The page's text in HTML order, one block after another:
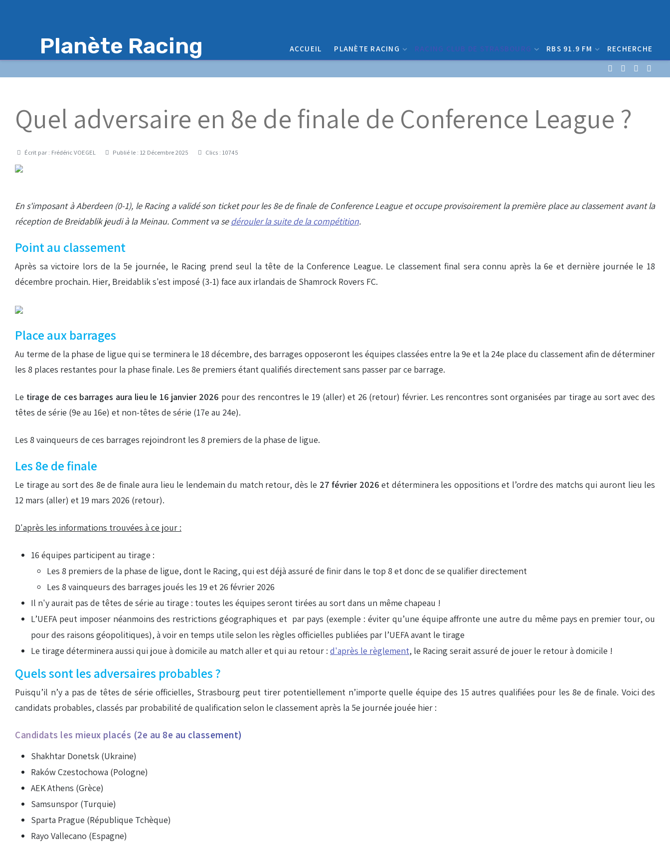
Planète Racing ACCUEIL PLANÈTE RACING RACING CLUB DE STRASBOURG RBS 91.9 FM RECHERCHE
Quel adversaire en 8e de finale de Conference League ?
DétailsÉcrit par : Frédéric VOEGEL Publié le : 12 Décembre 2025 Clics : 10745
En s'imposant à Aberdeen (0-1), le Racing a validé son ticket pour les 8e de finale de Conference League et occupe provisoirement la première place au classement avant la
réception de Breidablik jeudi à la Meinau. Comment va sedérouler la suite de la compétition.
Point au classement
Après sa victoire lors de la 5e journée, le Racing prend seul la tête de la Conference League. Le classement final sera connu après la 6e et dernière journée le 18
décembre prochain. Hier, Breidablik s'est imposé (3-1) face aux irlandais de Shamrock Rovers FC.
Place aux barrages
Au terme de la phase de ligue qui se terminera le 18 décembre, des barrages opposeront les équipes classées entre la 9e et la 24e place du classement afin de déterminer
les 8 places restantes pour la phase finale. Les 8e premiers étant qualifiés directement sans passer par ce barrage.
Le tirage de ces barrages aura lieu le 16 janvier 2026 pour des rencontres le 19 (aller) et 26 (retour) février. Les rencontres sont organisées par tirage au sort avec des
têtes de série (9e au 16e) et non-têtes de série (17e au 24e).
Les 8 vainqueurs de ces barrages rejoindront les 8 premiers de la phase de ligue.
Les 8e de finale
Le tirage au sort des 8e de finale aura lieu le lendemain du match retour, dès le 27 février 2026 et déterminera les oppositions et l’ordre des matchs qui auront lieu les
12 mars (aller) et 19 mars 2026 (retour).
D'après les informations trouvées à ce jour :
16 équipes participent au tirage :
Les 8 premiers de la phase de ligue, dont le Racing, qui est déjà assuré de finir dans le top 8 et donc de se qualifier directement
Les 8 vainqueurs des barrages joués les 19 et 26 février 2026
Il n'y aurait pas de têtes de série au tirage : toutes les équipes seront tirées au sort dans un même chapeau !
L’UEFA peut imposer néanmoins des restrictions géographiques et par pays (exemple : éviter qu’une équipe affronte une autre du même pays en premier tour, ou
pour des raisons géopolitiques), à voir en temps utile selon les règles officielles publiées par l’UEFA avant le tirage
Le tirage déterminera aussi qui joue à domicile au match aller et qui au retour : d'après le règlement, le Racing serait assuré de jouer le retour à domicile !
Quels sont les adversaires probables ?
Puisqu’il n’y a pas de têtes de série officielles, Strasbourg peut tirer potentiellement n’importe quelle équipe des 15 autres qualifiées pour les 8e de finale. Voici des
candidats probables, classés par probabilité de qualification selon le classement après la 5e journée jouée hier :
Candidats les mieux placés (2e au 8e au classement)
Shakhtar Donetsk (Ukraine)
Raków Czestochowa (Pologne)
AEK Athens (Grèce)
Samsunspor (Turquie)
Sparta Prague (République Tchèque)
Rayo Vallecano (Espagne)